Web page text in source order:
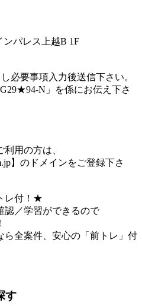
ンパレス上越B 1F
必要事項入力後送信下さい。
N」を係にお伝え下さ
用の方は、
】のドメインをご登録下さ
レ付！★
認／学習ができるので
全案件、安心の「前トレ」付
す